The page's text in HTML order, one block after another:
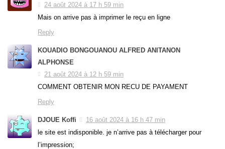
24 août 2024 à 17 h 59 min
Mais on arrive pas à imprimer le reçu en ligne
Reply
KOUADIO BONGOUANOU ALFRED ANITANON
ALPHONSE
21 août 2024 à 12 h 59 min
COMMENT OBTENIR MON RECU DE PAYAMENT
Reply
DJOUE Koffi
16 août 2024 à 16 h 47 min
le site est indisponible. je n’arrive pas à télécharger pour
l’impression;